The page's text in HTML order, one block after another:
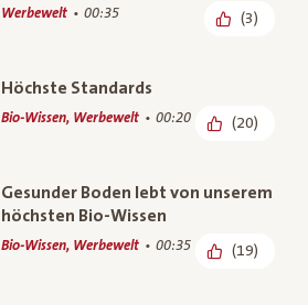
Werbewelt 00:35 (3)
Höchste Standards
Bio-Wissen, Werbewelt 00:20 (20)
Gesunder Boden lebt von unserem
höchsten Bio-Wissen
Bio-Wissen, Werbewelt 00:35 (19)